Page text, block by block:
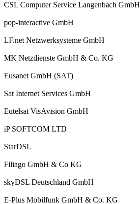
CSL Computer Service Langenbach GmbH
pop-interactive GmbH
LF.net Netzwerksysteme GmbH
MK Netzdienste GmbH & Co. KG
Eusanet GmbH (SAT)
Sat Internet Services GmbH
Eutelsat VisAvision GmbH
iP SOFTCOM LTD
StarDSL
Filiago GmbH & Co KG
skyDSL Deutschland GmbH
E-Plus Mobilfunk GmbH & Co. KG